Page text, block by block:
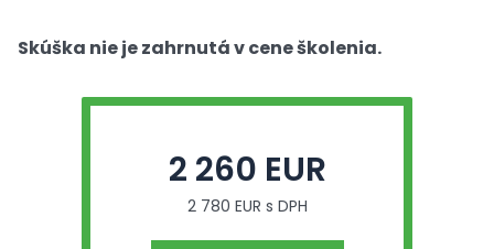
Skúška nie je zahrnutá v cene školenia.
2 260 EUR
2 780 EUR s DPH